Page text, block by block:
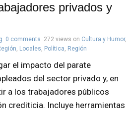
privados y
0 comments 272 views on Cultura y Humor,
, Locales, Política, Región
el impacto del parate
del sector privado y, en
a los trabajadores públicos
crediticia. Incluye herramientas